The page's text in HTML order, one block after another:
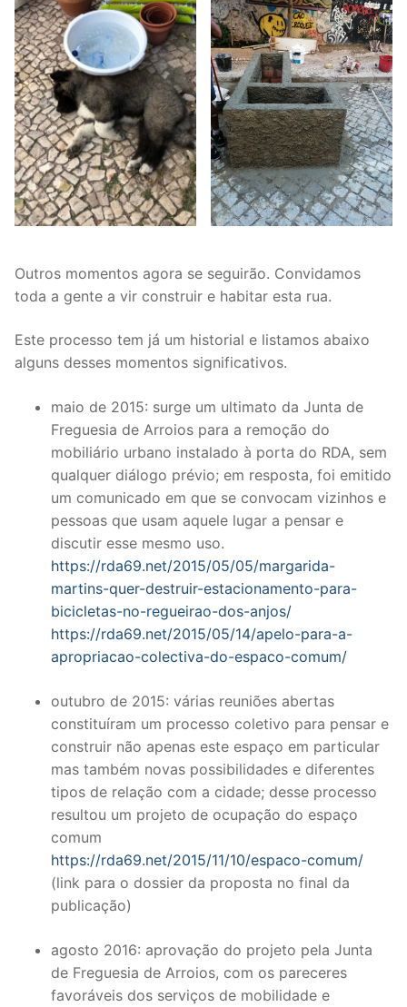
Outros momentos agora se seguirão. Convidamos
toda a gente a vir construir e habitar esta rua.
Este processo tem já um historial e listamos abaixo
alguns desses momentos significativos.
maio de 2015: surge um ultimato da Junta de
Freguesia de Arroios para a remoção do
mobiliário urbano instalado à porta do RDA, sem
qualquer diálogo prévio; em resposta, foi emitido
um comunicado em que se convocam vizinhos e
pessoas que usam aquele lugar a pensar e
discutir esse mesmo uso.
https://rda69.net/2015/05/05/margarida-
martins-quer-destruir-estacionamento-para-
bicicletas-no-regueirao-dos-anjos/
https://rda69.net/2015/05/14/apelo-para-a-
apropriacao-colectiva-do-espaco-comum/
outubro de 2015: várias reuniões abertas
constituíram um processo coletivo para pensar e
construir não apenas este espaço em particular
mas também novas possibilidades e diferentes
tipos de relação com a cidade; desse processo
resultou um projeto de ocupação do espaço
comum
https://rda69.net/2015/11/10/espaco-comum/
(link para o dossier da proposta no final da
publicação)
agosto 2016: aprovação do projeto pela Junta
de Freguesia de Arroios, com os pareceres
favoráveis dos serviços de mobilidade e